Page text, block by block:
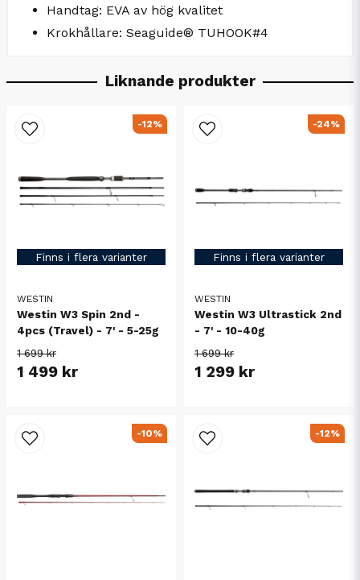
Handtag: EVA av hög kvalitet
Krokhållare: Seaguide® TUHOOK#4
Liknande produkter
Finns i flera varianter
WESTIN
Westin W3 Spin 2nd -
4pcs (Travel) - 7' - 5-25g
1 699 kr
1 499 kr
-12%
Finns i flera varianter
WESTIN
Westin W3 Ultrastick 2nd
- 7' - 10-40g
1 699 kr
1 299 kr
-24%
-10% -12%